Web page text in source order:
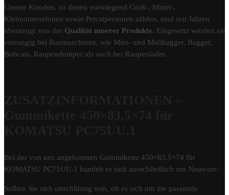
Unsere Kunden, zu denen vorwiegend Groß-, Mittel-,
Kleinunternehmen sowie Privatpersonen zählen, sind seit Jahren
überzeugt von der Qualität unserer Produkte. Eingesetzt werden sie
vorrangig bei Baumaschinen, wie Mini- und Midibagger, Bagger,
Bobcats, Raupendumper als auch bei Raupenlader.
Bei der von uns angebotenen Gummikette 450×83,5×74 für
KOMATSU PC75UU.1 handelt es sich ausschließlich um Neuware.
Sollten Sie sich unschlüssig sein, ob es sich um die passende